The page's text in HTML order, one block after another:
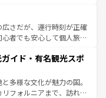
。 なお、新着の
参照してほしい。
た、優雅なアフタヌーン
い英国パブ、サッカー観
験も豊富。イギリスを旅
さだが、運行時刻が正確
者でも安心して個人旅行
スならではのユニークな
でなく町歩きも満喫する
ため物価も高いが、旅行
もあり、うまく活用すれ
イド・有名観光スポ
多様な文化が魅力の国。
フォルニアまで、訪れる